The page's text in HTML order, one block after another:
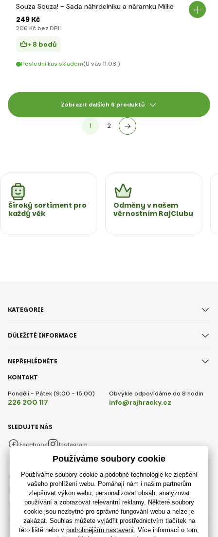
Souza Souza! - Sada náhrdelníku a náramku Millie
249 Kč
206 Kč bez DPH
+ 8 bodů
Poslední kus skladem(U vás 11.08.)
Zobrazit dalších 6 produktů
1 2
Široký sortiment pro
každý věk
Odměny v našem
věrnostním RajClubu
KONTAKT
Pondělí - Pátek (9:00 - 15:00)
226 200 117
Obvykle odpovídáme do 8 hodin
info@rajhracky.cz
KATEGORIE
DŮLEŽITÉ INFORMACE
NEPŘEHLÉDNĚTE
SLEDUJTE NÁS
Facebook Instagram